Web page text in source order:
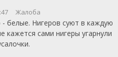
Жалоба
белые. Нигеров суют в каждую
кажется сами нигеры угарнули